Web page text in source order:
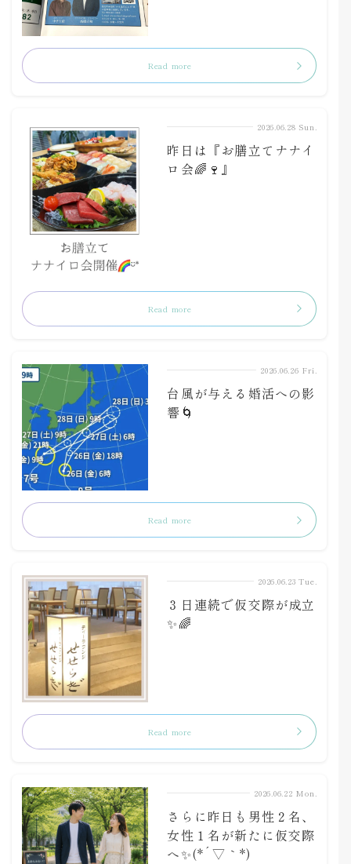
Read more
2026.06.28 Sun.
昨日は『お膳立てナナイ
ロ会🌈🍷』
Read more
2026.06.26 Fri.
台風が与える婚活への影
響🌀
Read more
2026.06.23 Tue.
３日連続で仮交際が成立
✨🌈
Read more
2026.06.22 Mon.
さらに昨日も男性２名、
女性１名が新たに仮交際
へ✨(*´▽｀*)